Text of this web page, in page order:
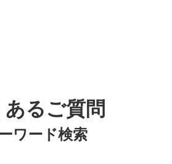
あるご質問
ワード検索